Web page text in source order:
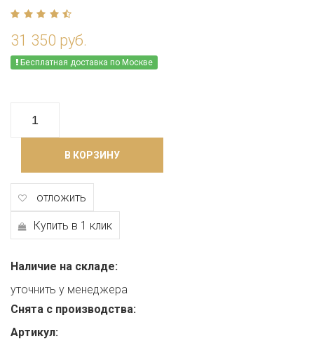
31 350 руб.
Бесплатная доставка по Москве
В КОРЗИНУ
отложить
Купить в 1 клик
Наличие на складе:
уточнить у менеджера
Снята с производства:
Артикул: